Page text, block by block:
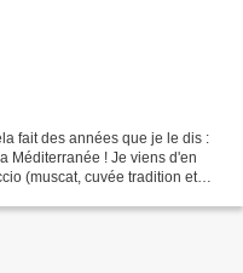
fait des années que je le dis :
Méditerranée ! Je viens d'en
(muscat, cuvée tradition et